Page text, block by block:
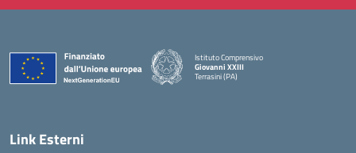
Istituto Comprensivo
Giovanni XXIII
Terrasini (PA)
Link Esterni